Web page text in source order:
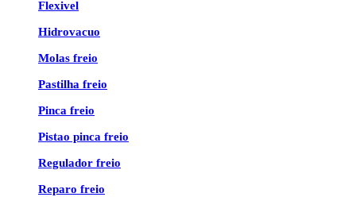
Flexivel
Hidrovacuo
Molas freio
Pastilha freio
Pinca freio
Pistao pinca freio
Regulador freio
Reparo freio